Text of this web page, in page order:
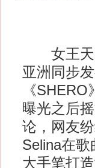
女王天
亚洲同步
《SHERO
曝光之后
论，网友
Selina在
大手笔打